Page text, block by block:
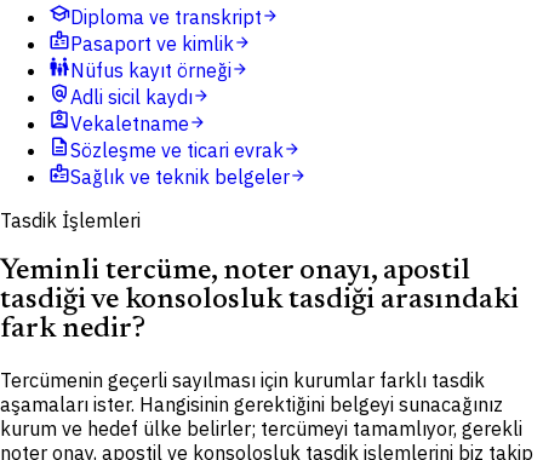
schoolDiploma ve transkriptarrow_forward
badgePasaport ve kimlikarrow_forward
family_restroomNüfus kayıt örneğiarrow_forward
policyAdli sicil kaydıarrow_forward
assignment_indVekaletnamearrow_forward
descriptionSözleşme ve ticari evrakarrow_forward
medical_informationSağlık ve teknik belgelerarrow_forward
Tasdik İşlemleri
Yeminli tercüme, noter onayı, apostil
tasdiği ve konsolosluk tasdiği arasındaki
fark nedir?
Tercümenin geçerli sayılması için kurumlar farklı tasdik
aşamaları ister. Hangisinin gerektiğini belgeyi sunacağınız
kurum ve hedef ülke belirler; tercümeyi tamamlıyor, gerekli
noter onay, apostil ve konsolosluk tasdik işlemlerini biz takip